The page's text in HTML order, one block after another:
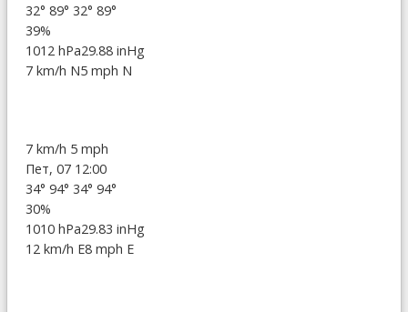
32° 89° 32° 89°
39%
1012 hPa29.88 inHg
7 km/h N5 mph N
7 km/h 5 mph
Пет, 07 12:00
34° 94° 34° 94°
30%
1010 hPa29.83 inHg
12 km/h E8 mph E